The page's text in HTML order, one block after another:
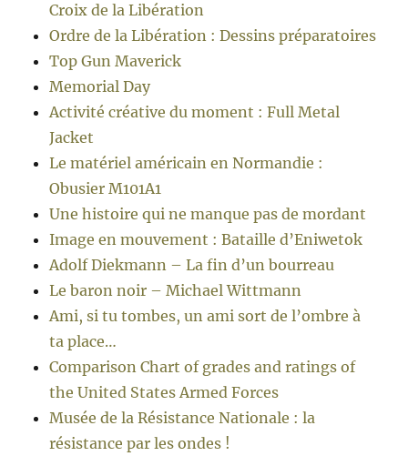
Croix de la Libération
Ordre de la Libération : Dessins préparatoires
Top Gun Maverick
Memorial Day
Activité créative du moment : Full Metal
Jacket
Le matériel américain en Normandie :
Obusier M101A1
Une histoire qui ne manque pas de mordant
Image en mouvement : Bataille d’Eniwetok
Adolf Diekmann – La fin d’un bourreau
Le baron noir – Michael Wittmann
Ami, si tu tombes, un ami sort de l’ombre à
ta place…
Comparison Chart of grades and ratings of
the United States Armed Forces
Musée de la Résistance Nationale : la
résistance par les ondes !